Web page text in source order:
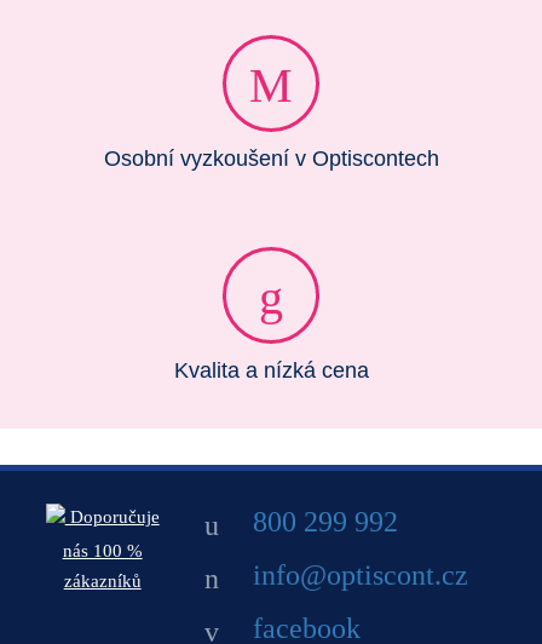
Osobní vyzkoušení v Optiscontech
Kvalita a nízká cena
Doporučuje
nás 100 %
zákazníků
800 299 992
info@optiscont.cz
facebook